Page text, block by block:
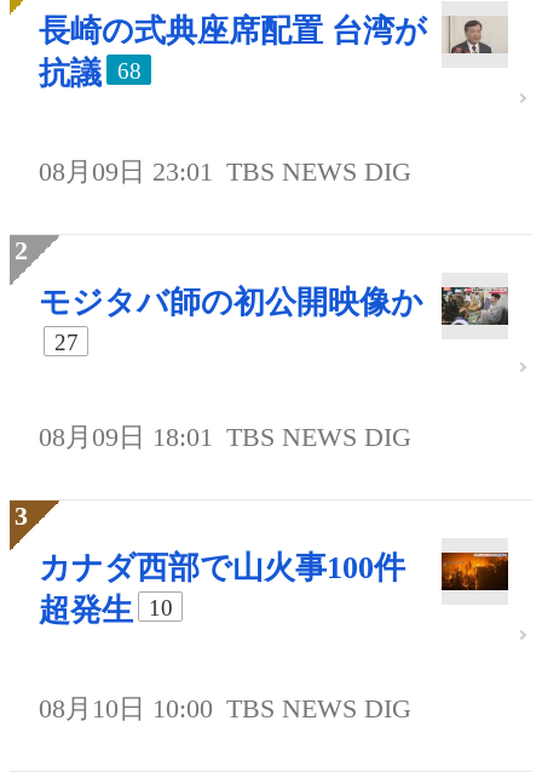
長崎の式典座席配置 台湾が
抗議
68
08月09日 23:01 TBS NEWS DIG
モジタバ師の初公開映像か
27
08月09日 18:01 TBS NEWS DIG
カナダ西部で山火事100件
超発生
10
08月10日 10:00 TBS NEWS DIG